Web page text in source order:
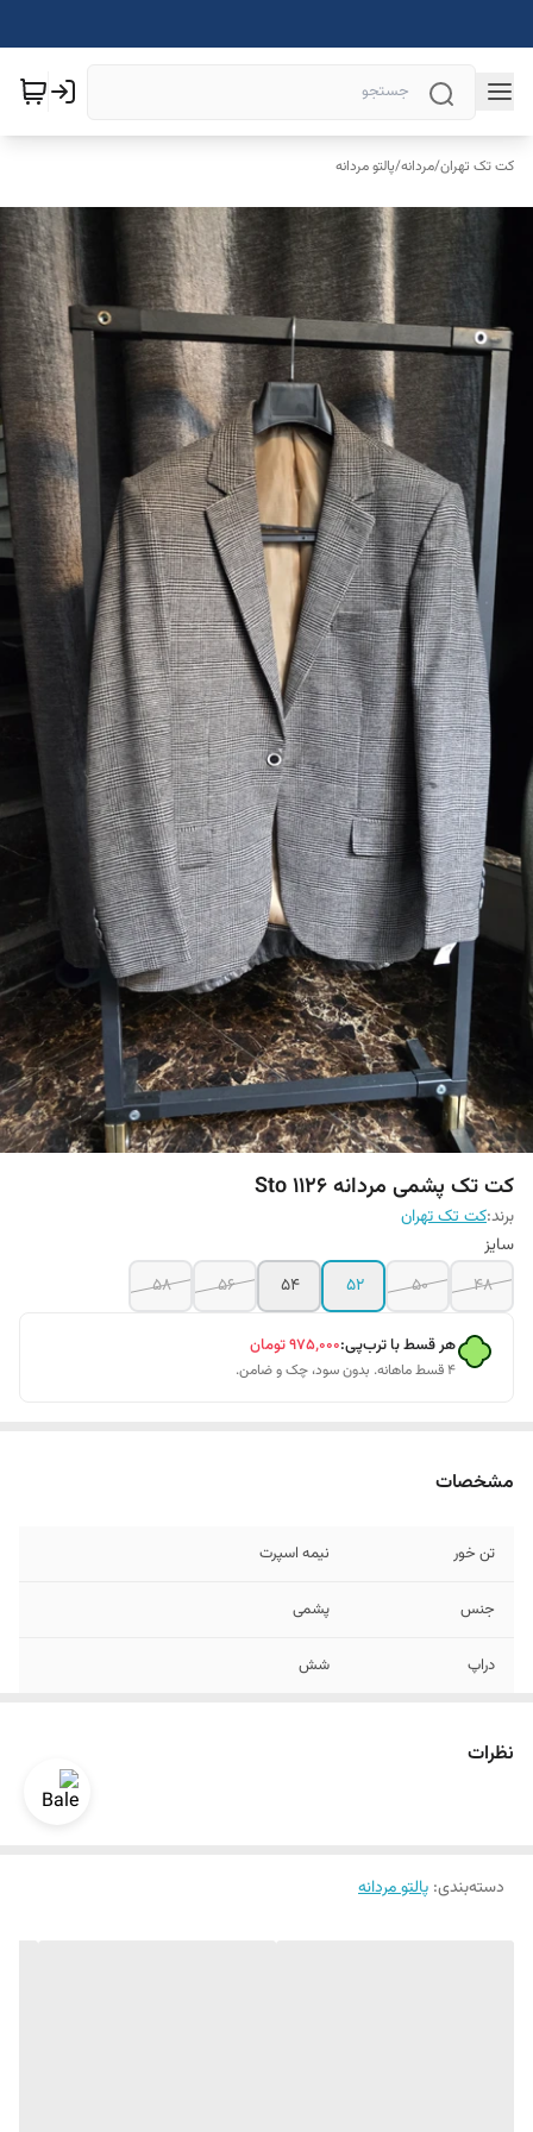
کت تک تهران/مردانه/پالتو مردانه
کت تک پشمی مردانه Sto 1126
برند:کت تک تهران
سایز
48
50
52
54
56
58
هر قسط با ترب‌پی:۹۷۵٬۰۰۰تومان
۴ قسط ماهانه. بدون سود، چک و ضامن.
مشخصات
تن خور نیمه اسپرت
جنس پشمی
دراپ شش
نظرات
دسته‌بندی: پالتو مردانه